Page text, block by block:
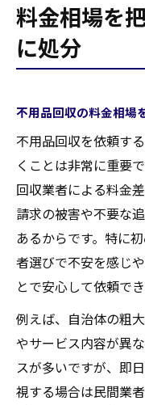
料金相場を
に処分
不用品回収の料金相場
不用品回収を依頼す
くことは非常に重要
回収業者による料金
請求の被害や不要な
あるからです。特に
者選びで不安を感じ
とで安心して依頼でき
例えば、自治体の粗
やサービス内容が異
スが多いですが、即
視する場合は民間業